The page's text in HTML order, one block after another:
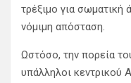
τρέξιμο για σωματική
νόμιμη απόσταση.
Ωστόσο, την πορεία
υπάλληλοι κεντρικού